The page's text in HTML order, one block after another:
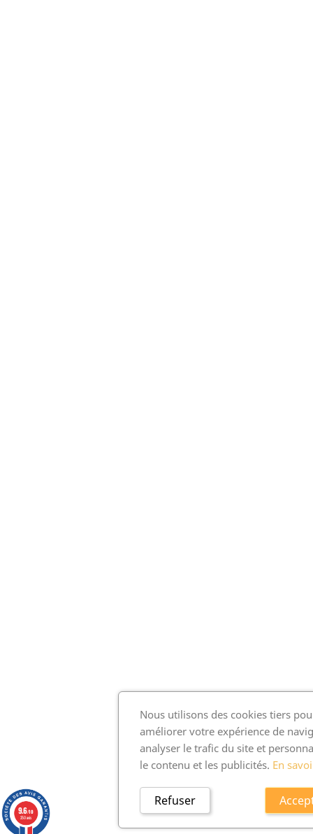
Nous utilisons des cookies tiers
améliorer votre expérience de
analyser le trafic du site et
le contenu et les publicités. En
Refuser
9.6/10
250 avis